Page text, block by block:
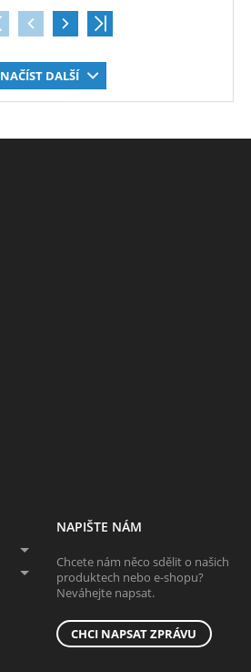
NAČÍST DALŠÍ
NAPIŠTE NÁM
Chcete nám něco sdělit o našich
produktech nebo e-shopu?
Neváhejte napsat.
CHCI NAPSAT ZPRÁVU